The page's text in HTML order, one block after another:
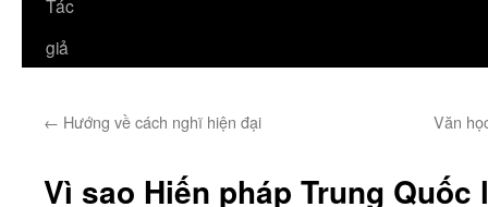
Tác
giả
← Hướng về cách nghĩ hiện đại Văn
Vì sao Hiến pháp Trung